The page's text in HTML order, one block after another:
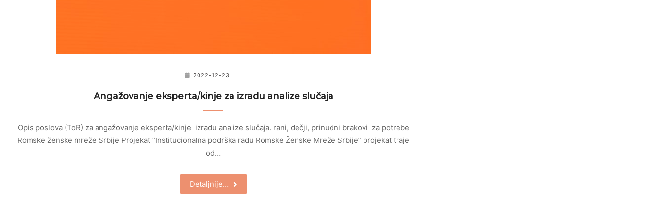
2022-12-23
Angažovanje eksperta/kinje za izradu analize slučaja
Opis poslova (ToR) za angažovanje eksperta/kinje izradu analize slučaja. rani, dečji, prinudni brakovi za potrebe
Romske ženske mreže Srbije Projekat “Institucionalna podrška radu Romske Ženske Mreže Srbije” projekat traje
od…
Detaljnije…